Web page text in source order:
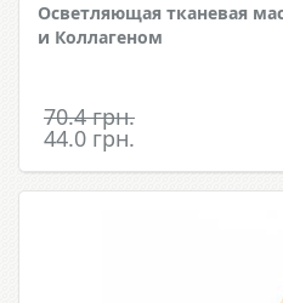
Осветляющая тканевая
и Коллагеном
70.4 грн.
44.0 грн.